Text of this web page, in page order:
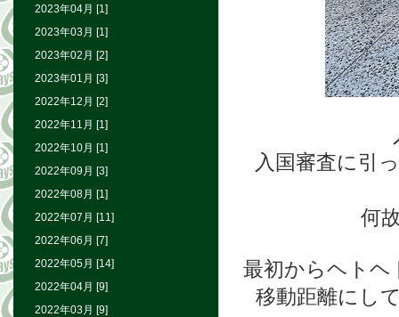
入国審査に引
何
最初からヘトヘ
移動距離にし
2023年04月 [1]
2023年03月 [1]
2023年02月 [2]
2023年01月 [3]
2022年12月 [2]
2022年11月 [1]
2022年10月 [1]
2022年09月 [3]
2022年08月 [1]
2022年07月 [11]
2022年06月 [7]
2022年05月 [14]
2022年04月 [9]
2022年03月 [9]